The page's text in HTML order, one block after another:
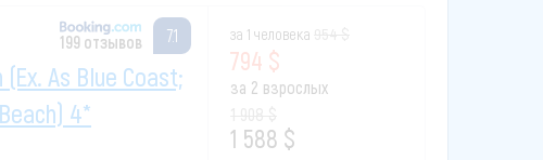
199 отзывов 7.1
(ex. As Blue Coast;
4*
за 1 человека
794 $
за 2 взрослых
1 588 $